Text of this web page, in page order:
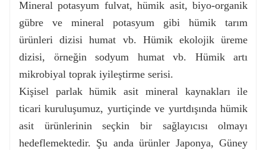
Mineral potasyum fulvat, hümik asit, biyo-organik
gübre ve mineral potasyum gibi hümik tarım
ürünleri dizisi humat vb. Hümik ekolojik üreme
dizisi, örneğin sodyum humat vb. Hümik artı
mikrobiyal toprak iyileştirme serisi.
Kişisel parlak hümik asit mineral kaynakları ile
ticari kuruluşumuz, yurtiçinde ve yurtdışında hümik
asit ürünlerinin seçkin bir sağlayıcısı olmayı
hedeflemektedir. Şu anda ürünler Japonya, Güney